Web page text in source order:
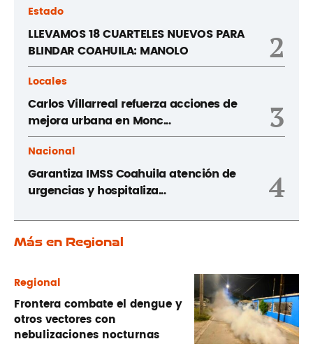
Estado
LLEVAMOS 18 CUARTELES NUEVOS PARA
BLINDAR COAHUILA: MANOLO
2
Locales
Carlos Villarreal refuerza acciones de
mejora urbana en Monc...
3
Nacional
Garantiza IMSS Coahuila atención de
urgencias y hospitaliza...
4
Más en Regional
Regional
Frontera combate el dengue y
otros vectores con
nebulizaciones nocturnas